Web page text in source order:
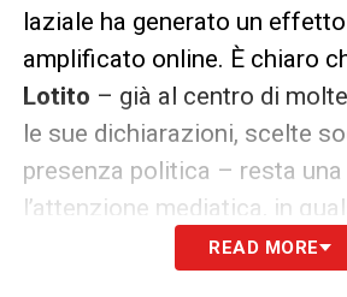
laziale ha generato un
amplificato online. È chiaro
Lotito – già al centro di
le sue dichiarazioni, scelte
presenza politica – resta
l’attenzione mediatica, in
Resta da capire se il presunto
READ MORE